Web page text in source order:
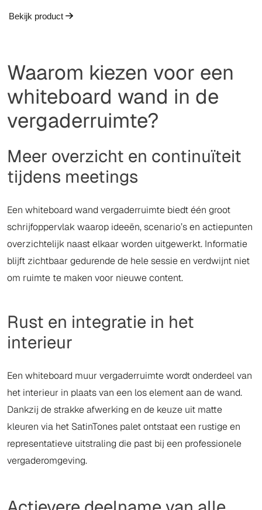
Bekijk product
Waarom kiezen voor een
whiteboard wand in de
vergaderruimte?
Meer overzicht en continuïteit
tijdens meetings
Een whiteboard wand vergaderruimte biedt één groot
schrijfoppervlak waarop ideeën, scenario’s en actiepunten
overzichtelijk naast elkaar worden uitgewerkt. Informatie
blijft zichtbaar gedurende de hele sessie en verdwijnt niet
om ruimte te maken voor nieuwe content.
Rust en integratie in het
interieur
Een whiteboard muur vergaderruimte wordt onderdeel van
het interieur in plaats van een los element aan de wand.
Dankzij de strakke afwerking en de keuze uit matte
kleuren via het SatinTones palet ontstaat een rustige en
representatieve uitstraling die past bij een professionele
vergaderomgeving.